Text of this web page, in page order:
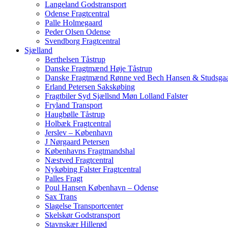
Langeland Godstransport
Odense Fragtcentral
Palle Holmegaard
Peder Olsen Odense
Svendborg Fragtcentral
Sjælland
Berthelsen Tåstrup
Danske Fragtmænd Høje Tåstrup
Danske Fragtmænd Rønne ved Bech Hansen &
Erland Petersen Sakskøbing
Fragtbiler Syd Sjællsnd Møn Lolland Falster
Fryland Transport
Haugbølle Tåstrup
Holbæk Fragtcentral
Jerslev – København
J Nørgaard Petersen
Københavns Fragtmandshal
Næstved Fragtcentral
Nykøbing Falster Fragtcentral
Palles Fragt
Poul Hansen København – Odense
Sax Trans
Slagelse Transportcenter
Skelskør Godstransport
Stavnskær Hillerød